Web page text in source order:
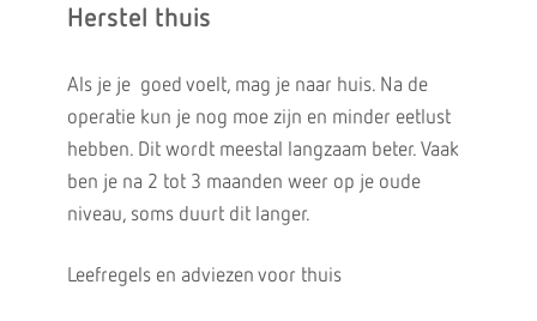
Herstel thuis
Als je je goed voelt, mag je naar huis. Na de
operatie kun je nog moe zijn en minder eetlust
hebben. Dit wordt meestal langzaam beter. Vaak
ben je na 2 tot 3 maanden weer op je oude
niveau, soms duurt dit langer.
Leefregels en adviezen voor thuis